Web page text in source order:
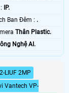
🌠 Công Nghệ :
IP.
🔦 Khoảng Cách Ban Đêm : .
Thân Plastic.
Nghệ AI.
LIUF 2MP
Vantech VP-